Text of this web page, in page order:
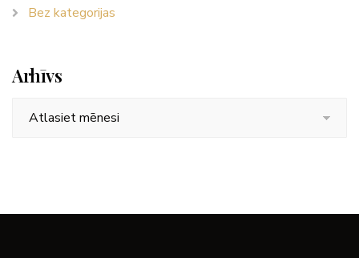
Bez kategorijas
Arhīvs